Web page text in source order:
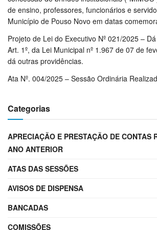
de ensino, professores, funcionários e
Município de Pouso Novo em datas
Projeto de Lei do Executivo Nº 021/2025 –
Art. 1º, da Lei Municipal nº 1.967 de 07 de
dá outras providências.
Ata Nº. 004/2025 – Sessão Ordinária
Categorias
APRECIAÇÃO E PRESTAÇÃO DE CONTAS
ANO ANTERIOR
ATAS DAS SESSÕES
AVISOS DE DISPENSA
BANCADAS
COMISSÕES